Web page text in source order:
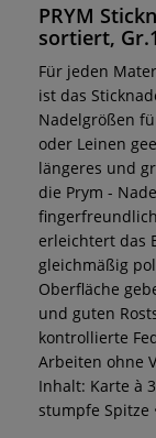
PRYM
sortiert,
Für jeden
ist das
Nadelgrößen
oder Leinen
längeres und
die Prym -
erleichtert das
gleichmäßig
Oberfläche
und guten
kontrollierte
Arbeiten ohne
Inhalt: Karte à
stumpfe Spitze